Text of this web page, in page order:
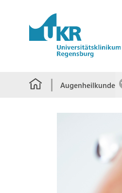
Springe zum Hauptinhalt
Augenheilkunde